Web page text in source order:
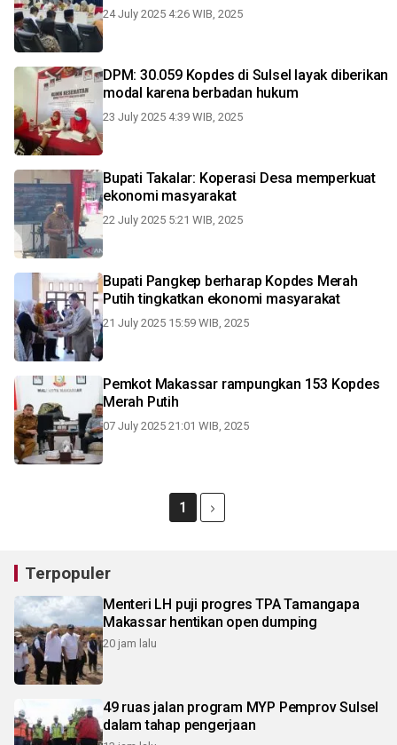
24 July 2025 4:26 WIB, 2025
DPM: 30.059 Kopdes di Sulsel layak diberikan
modal karena berbadan hukum
23 July 2025 4:39 WIB, 2025
Bupati Takalar: Koperasi Desa memperkuat
ekonomi masyarakat
22 July 2025 5:21 WIB, 2025
Bupati Pangkep berharap Kopdes Merah
Putih tingkatkan ekonomi masyarakat
21 July 2025 15:59 WIB, 2025
Pemkot Makassar rampungkan 153 Kopdes
Merah Putih
07 July 2025 21:01 WIB, 2025
1
Terpopuler
Menteri LH puji progres TPA Tamangapa
Makassar hentikan open dumping
20 jam lalu
49 ruas jalan program MYP Pemprov Sulsel
dalam tahap pengerjaan